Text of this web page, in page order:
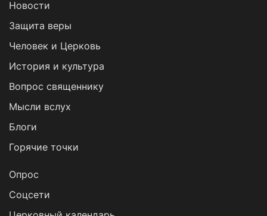
Новости
Защита веры
Человек и Церковь
История и культура
Вопрос священнику
Мысли вслух
Блоги
Горячие точки
Опрос
Cоцсети